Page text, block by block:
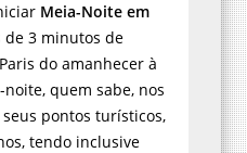
Meia-Noite em
de 3 minutos de
do amanhecer à
quem sabe, nos
pontos turísticos,
tendo inclusive